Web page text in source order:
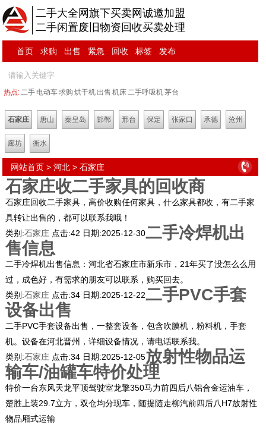
二手大全网旗下买卖网诚邀加盟
二手闲置废旧物资回收买卖处理
首页 求购 出售 紧急 回收 标签 发布
热点:二手 电动车求购 烘干机出售 机床二手呼吸机茅台
石家庄 唐山 秦皇岛 邯郸 邢台 保定 张家口 承德 沧州
廊坊 衡水
网站首页 >河北 >石家庄
石家庄收二手家具的回收商
石家庄回收二手家具，高价收购任何家具，什么家具都收，有二手家
具转让出售的，都可以联系我哦！
类别:石家庄 点击:42 日期:2025-12-30二手冷焊机出
售信息
二手冷焊机出售信息：河北省石家庄市新乐市，21年买了没怎么么用
过，成色好，有需求的朋友可以联系，购买回去。
类别:石家庄 点击:34 日期:2025-12-22二手PVC手套
设备出售
二手PVC手套设备出售，一整套设备，包含吹膜机，粉料机，手套
机。设备在河北晋州，详细设备情况，请电话联系我。
类别:石家庄 点击:34 日期:2025-12-05放射性物品运
输车/油罐车特价处理
特价一台东风天龙平顶驾驶室龙擎350马力前四后八铝合金运油车，
楚胜上装29.7立方，双仓均分现车，随提随走柳汽前四后八H7放射性
物品厢式运输